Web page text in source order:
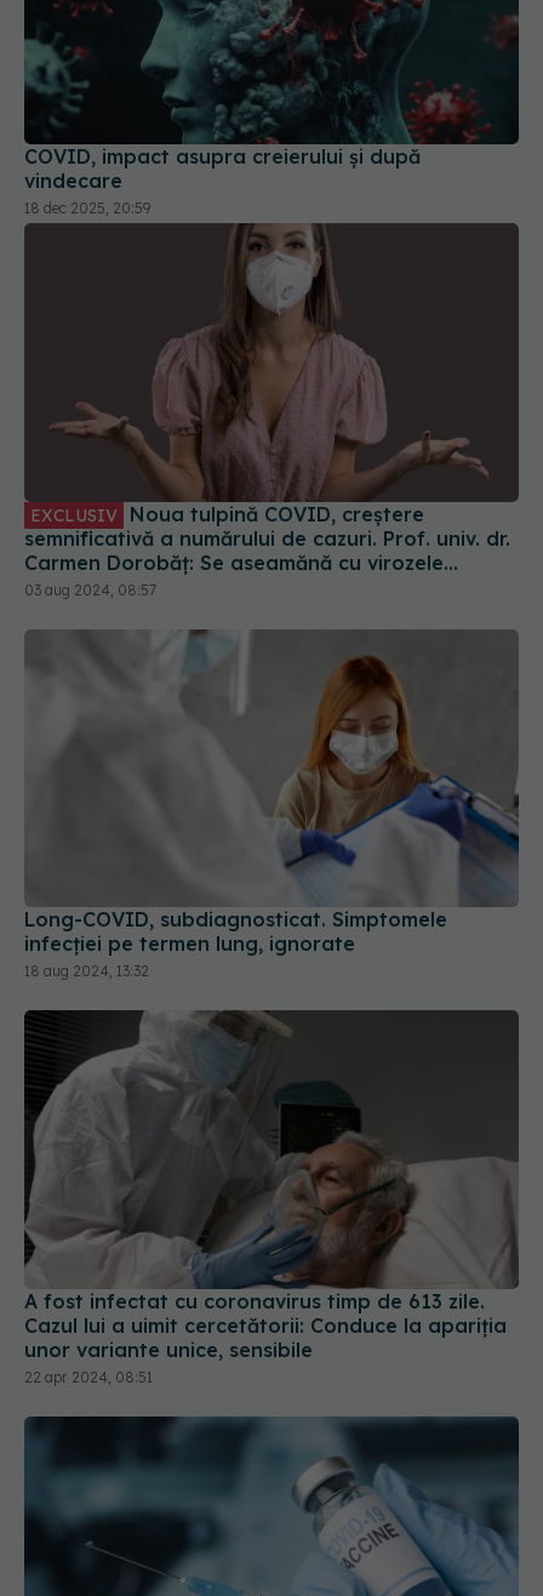
COVID, impact asupra creierului și după
vindecare
18 dec 2025, 20:59
EXCLUSIV
Noua tulpină COVID, creștere
semnificativă a numărului de cazuri. Prof. univ. dr.
Carmen Dorobăț: Se aseamănă cu virozele
respiratorii. Nu necesită tratament simptomatic
03 aug 2024, 08:57
Long-COVID, subdiagnosticat. Simptomele
infecției pe termen lung, ignorate
A fost infectat cu coronavirus timp de 613 zile.
Cazul lui a uimit cercetătorii: Conduce la apariția
unor variante unice, sensibile
22 apr 2024, 08:51